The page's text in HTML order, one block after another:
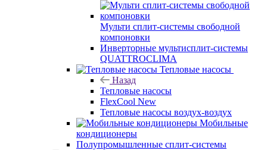
Мульти сплит-системы свободной
компоновки
Инверторные мультисплит-системы
QUATTROCLIMA
Тепловые насосы
Назад
Тепловые насосы
FlexCool New
Тепловые насосы воздух-воздух
Мобильные
кондиционеры
Полупромышленные сплит-системы